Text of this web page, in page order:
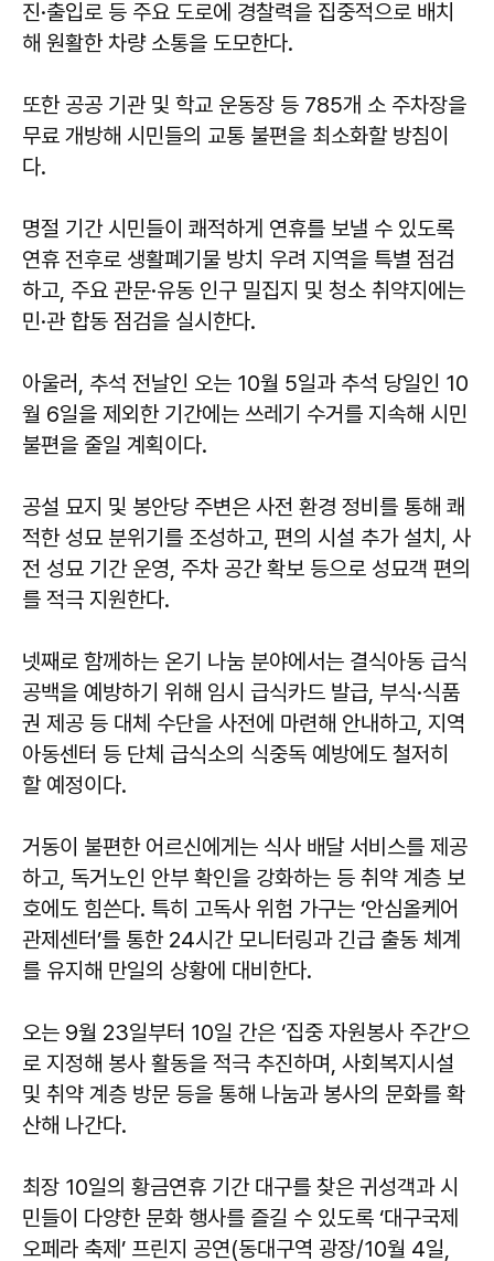
진·출입로 등 주요 도로에 경찰력을 집중적으로 배치
해 원활한 차량 소통을 도모한다.
또한 공공 기관 및 학교 운동장 등 785개 소 주차장을
무료 개방해 시민들의 교통 불편을 최소화할 방침이
다.
명절 기간 시민들이 쾌적하게 연휴를 보낼 수 있도록
연휴 전후로 생활폐기물 방치 우려 지역을 특별 점검
하고, 주요 관문·유동 인구 밀집지 및 청소 취약지에는
민·관 합동 점검을 실시한다.
아울러, 추석 전날인 오는 10월 5일과 추석 당일인 10
월 6일을 제외한 기간에는 쓰레기 수거를 지속해 시민
불편을 줄일 계획이다.
공설 묘지 및 봉안당 주변은 사전 환경 정비를 통해 쾌
적한 성묘 분위기를 조성하고, 편의 시설 추가 설치, 사
전 성묘 기간 운영, 주차 공간 확보 등으로 성묘객 편의
를 적극 지원한다.
넷째로 함께하는 온기 나눔 분야에서는 결식아동 급식
공백을 예방하기 위해 임시 급식카드 발급, 부식·식품
권 제공 등 대체 수단을 사전에 마련해 안내하고, 지역
아동센터 등 단체 급식소의 식중독 예방에도 철저히
할 예정이다.
거동이 불편한 어르신에게는 식사 배달 서비스를 제공
하고, 독거노인 안부 확인을 강화하는 등 취약 계층 보
호에도 힘쓴다. 특히 고독사 위험 가구는 ‘안심올케어
관제센터’를 통한 24시간 모니터링과 긴급 출동 체계
를 유지해 만일의 상황에 대비한다.
오는 9월 23일부터 10일 간은 ‘집중 자원봉사 주간’으
로 지정해 봉사 활동을 적극 추진하며, 사회복지시설
및 취약 계층 방문 등을 통해 나눔과 봉사의 문화를 확
산해 나간다.
최장 10일의 황금연휴 기간 대구를 찾은 귀성객과 시
민들이 다양한 문화 행사를 즐길 수 있도록 ‘대구국제
오페라 축제’ 프린지 공연(동대구역 광장/10월 4일,